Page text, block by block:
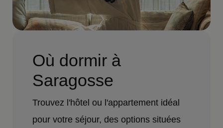
Où dormir à
Saragosse
Trouvez l'hôtel ou l'appartement idéal
pour votre séjour, des options situées